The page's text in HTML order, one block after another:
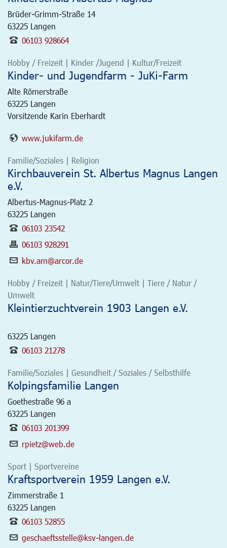
Brüder-Grimm-Straße 14
63225 Langen
06103 928664
Hobby / Freizeit | Kinder /Jugend | Kultur/Freizeit
Kinder- und Jugendfarm - JuKi-Farm
Alte Römerstraße
63225 Langen
Vorsitzende Karin Eberhardt
www.jukifarm.de
Familie/Soziales | Religion
Kirchbauverein St. Albertus Magnus Langen
e.V.
Albertus-Magnus-Platz 2
63225 Langen
06103 23542
06103 928291
kbv.am@arcor.de
Hobby / Freizeit | Natur/Tiere/Umwelt | Tiere / Natur /
Umwelt
Kleintierzuchtverein 1903 Langen e.V.
63225 Langen
06103 21278
Familie/Soziales | Gesundheit / Soziales / Selbsthilfe
Kolpingsfamilie Langen
Goethestraße 96 a
63225 Langen
06103 201399
rpietz@web.de
Sport | Sportvereine
Kraftsportverein 1959 Langen e.V.
Zimmerstraße 1
63225 Langen
06103 52855
geschaeftsstelle@ksv-langen.de